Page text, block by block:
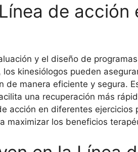
de acción
y el diseño de
kinesiólogos pueden
de manera eficiente y segura.
una recuperación más
acción en diferentes ejercicios
maximizar los beneficios